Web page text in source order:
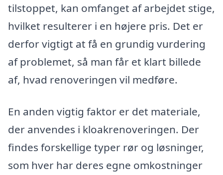
tilstoppet, kan omfanget af arbejdet stige,
hvilket resulterer i en højere pris. Det er
derfor vigtigt at få en grundig vurdering
af problemet, så man får et klart billede
af, hvad renoveringen vil medføre.
En anden vigtig faktor er det materiale,
der anvendes i kloakrenoveringen. Der
findes forskellige typer rør og løsninger,
som hver har deres egne omkostninger